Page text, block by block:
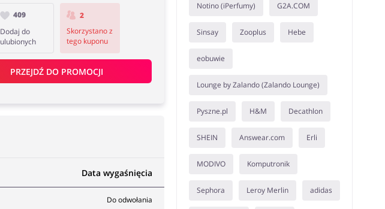
409
Dodaj do
ulubionych
2
Skorzystano z
tego kuponu
PRZEJDŹ DO PROMOCJI
Data wygaśnięcia
Do odwołania
Notino (iPerfumy) G2A.COM
Sinsay Zooplus Hebe
eobuwie
Lounge by Zalando (Zalando Lounge)
Pyszne.pl H&M Decathlon
SHEIN Answear.com Erli
MODIVO Komputronik
Sephora Leroy Merlin adidas